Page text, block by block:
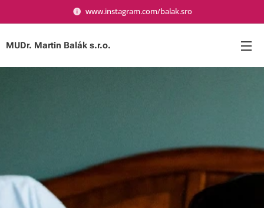
www.instagram.com/balak.sro
MUDr. Martin Balák s.r.o.